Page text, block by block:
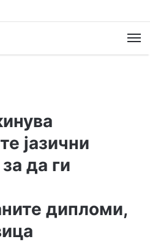
јазични
да ги
дипломи,